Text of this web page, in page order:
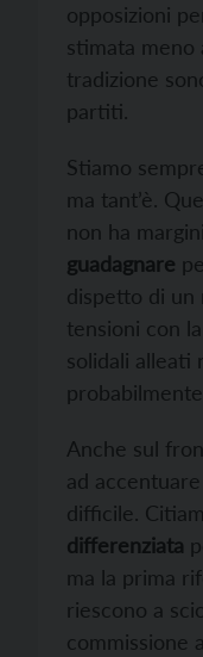
opposizioni
stimata meno
tradizione
partiti.
Stiamo
ma tant’è.
non ha
guadagnare
dispetto di un
tensioni con la
solidali alleati
Anche sul
ad
difficile.
differenziata
ma la prima
riescono a
commissione